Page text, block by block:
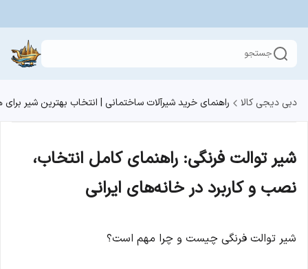
جستجو
دبی دیجی کالا راهنمای خرید شیرآلات ساختمانی | انتخاب بهترین شیر
شیر توالت فرنگی: راهنمای کامل انتخاب،
نصب و کاربرد در خانه‌های ایرانی
شیر توالت فرنگی چیست و چرا مهم است؟